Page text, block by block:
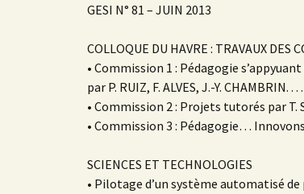
GESI N° 81 – JUIN 2013
COLLOQUE DU HAVRE : TRAVAUX DES
• Commission 1 : Pédagogie
par P. RUIZ, F. ALVES, J.-Y. CHAMBRIN. . . . .
• Commission 2 : Projets tutorés par T.
• Commission 3 : Pédagogie… Innovons
SCIENCES ET TECHNOLOGIES
• Pilotage d’un système automatisé